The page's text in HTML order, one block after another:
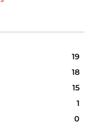
19
18
15
1
0